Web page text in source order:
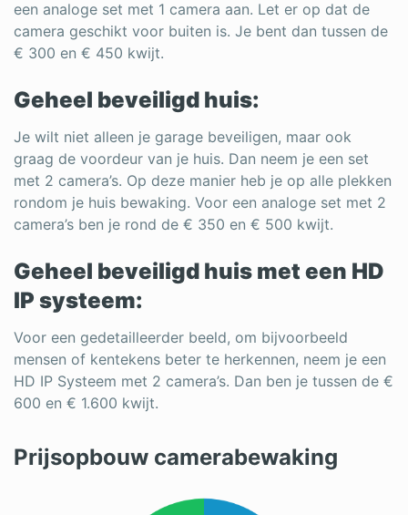
een analoge set met 1 camera aan. Let er op dat de
camera geschikt voor buiten is. Je bent dan tussen de
€ 300 en € 450 kwijt.
Geheel beveiligd huis:
Je wilt niet alleen je garage beveiligen, maar ook
graag de voordeur van je huis. Dan neem je een set
met 2 camera’s. Op deze manier heb je op alle plekken
rondom je huis bewaking. Voor een analoge set met 2
camera’s ben je rond de € 350 en € 500 kwijt.
Geheel beveiligd huis met een HD
IP systeem:
Voor een gedetailleerder beeld, om bijvoorbeeld
mensen of kentekens beter te herkennen, neem je een
HD IP Systeem met 2 camera’s. Dan ben je tussen de €
600 en € 1.600 kwijt.
Prijsopbouw camerabewaking